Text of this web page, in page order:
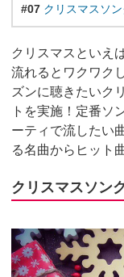
#07 クリスマスソ
クリスマスといえ
流れるとワクワク
ズンに聴きたいク
トを実施！定番ソ
ーティで流したい
る名曲からヒット
クリスマスソン